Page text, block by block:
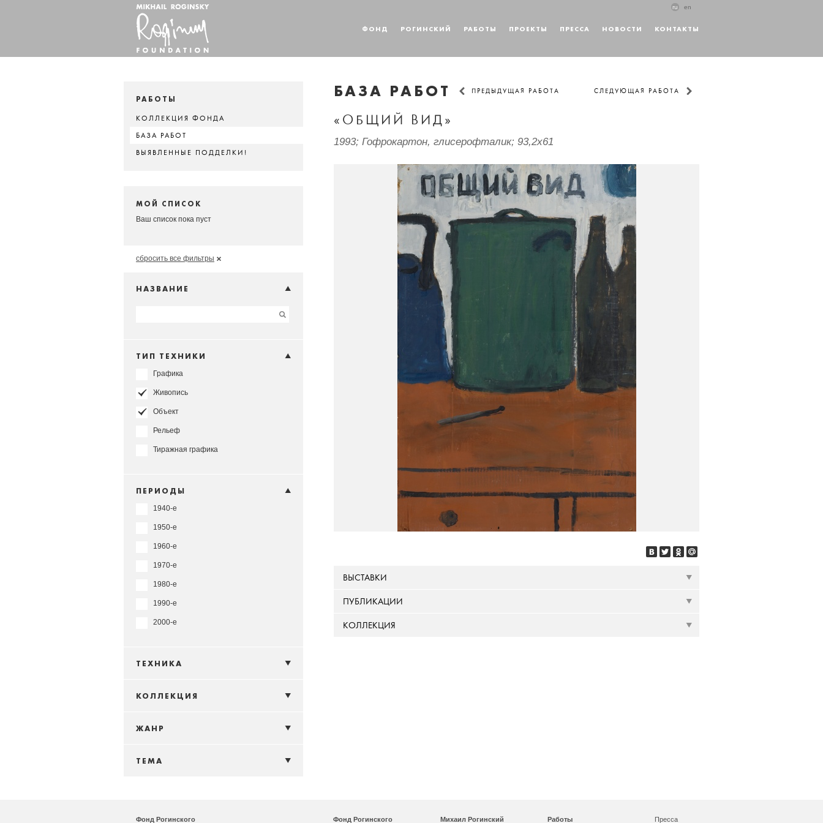
ФОНД РОГИНСКИЙ РАБОТЫ ПРОЕКТЫ ПРЕССА НОВОСТИ КОНТАКТЫ
ru en
РАБОТЫ
КОЛЛЕКЦИЯ ФОНДА
БАЗА РАБОТ
ВЫЯВЛЕННЫЕ ПОДДЕЛКИ!
МОЙ СПИСОК
Ваш список пока пуст
сбросить все фильтры
НАЗВАНИЕ
ТИП ТЕХНИКИ
Графика
Живопись
Объект
Рельеф
Тиражная графика
ПЕРИОДЫ
1940-е
1950-е
1960-е
1970-е
1980-е
1990-е
2000-е
ТЕХНИКА
КОЛЛЕКЦИЯ
ЖАНР
ТЕМА
БАЗА РАБОТ ПРЕДЫДУЩАЯ РАБОТА СЛЕДУЮЩАЯ РАБОТА
«ОБЩИЙ ВИД»
1993; Гофрокартон, глисерофталик; 93,2x61
ВЫСТАВКИ
ПУБЛИКАЦИИ
КОЛЛЕКЦИЯ
Фонд Рогинского Фонд Рогинского Михаил Рогинский Работы Пресса